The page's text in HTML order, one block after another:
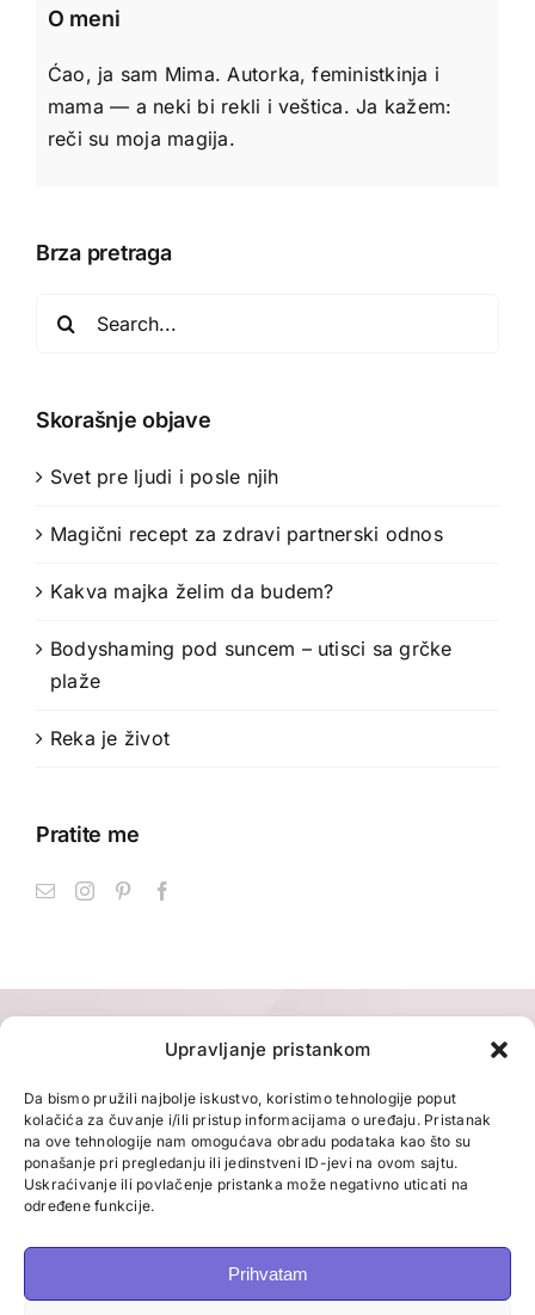
Upravljanje pristankom
Da bismo pružili najbolje iskustvo, koristimo tehnologije poput
kolačića za čuvanje i/ili pristup informacijama o uređaju. Pristanak
na ove tehnologije nam omogućava obradu podataka kao što su
ponašanje pri pregledanju ili jedinstveni ID-jevi na ovom sajtu.
Uskraćivanje ili povlačenje pristanka može negativno uticati na
određene funkcije.
Prihvatam
O meni
Ćao, ja sam Mima. Autorka, feministkinja i
mama — a neki bi rekli i veštica. Ja kažem:
reči su moja magija.
Brza pretraga
Skorašnje objave
Svet pre ljudi i posle njih
Magični recept za zdravi partnerski odnos
Kakva majka želim da budem?
Bodyshaming pod suncem – utisci sa grčke
plaže
Reka je život
Pratite me